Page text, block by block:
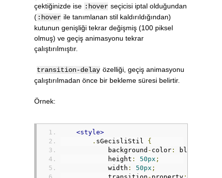
çektiğinizde ise :hover seçicisi iptal olduğundan
( :hover ile tanımlanan stil kaldırıldığından)
kutunun genişliği tekrar değişmiş (100 piksel
olmuş) ve geçiş animasyonu tekrar
çalıştırılmıştır.
transition-delay özelliği, geçiş animasyonu
çalıştırılmadan önce bir bekleme süresi belirtir.
Örnek:
<style>
. sGecisliStil {
            background
- color : blue
            height
: 50px ;
            width
: 50px ;